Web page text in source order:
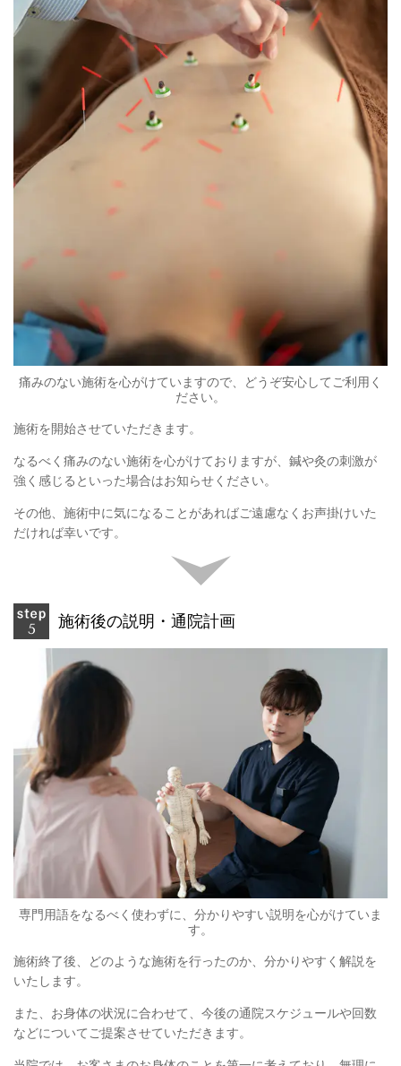
痛みのない施術を心がけていますので、どうぞ安心してご利用く
ださい。
施術を開始させていただきます。
なるべく痛みのない施術を心がけておりますが、鍼や灸の刺激が
強く感じるといった場合はお知らせください。
その他、施術中に気になることがあればご遠慮なくお声掛けいた
だければ幸いです。
施術後の説明・通院計画
専門用語をなるべく使わずに、分かりやすい説明を心がけていま
す。
施術終了後、どのような施術を行ったのか、分かりやすく解説を
いたします。
また、お身体の状況に合わせて、今後の通院スケジュールや回数
などについてご提案させていただきます。